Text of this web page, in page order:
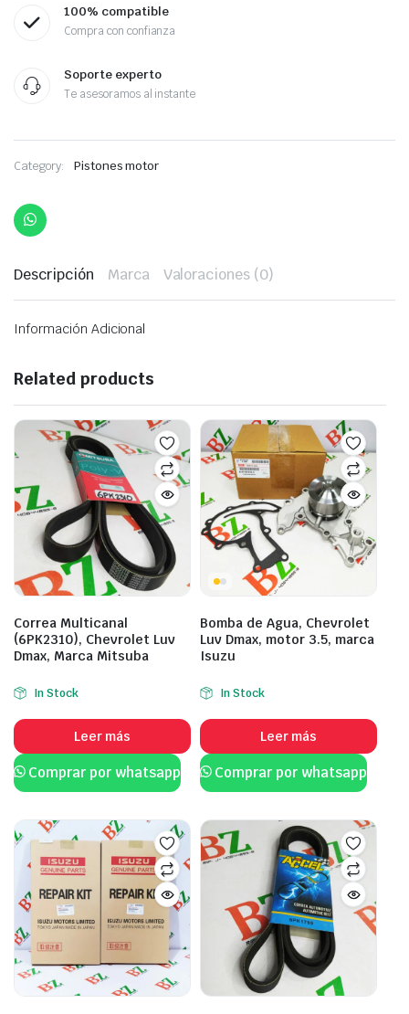
100% compatible
Compra con confianza
Soporte experto
Te asesoramos al instante
Category: Pistones motor
Descripción Marca Valoraciones (0)
Información Adicional
Related products
Correa Multicanal
(6PK2310), Chevrolet Luv
Dmax, Marca Mitsuba
In Stock
Leer más
Comprar por whatsapp
Bomba de Agua, Chevrolet
Luv Dmax, motor 3.5, marca
Isuzu
In Stock
Leer más
Comprar por whatsapp